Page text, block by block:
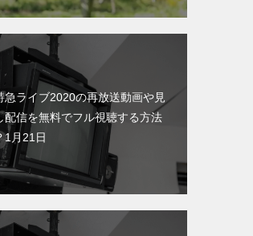
急ライブ2020の再放送動画や見
配信を無料でフル視聴する方法
1月21日